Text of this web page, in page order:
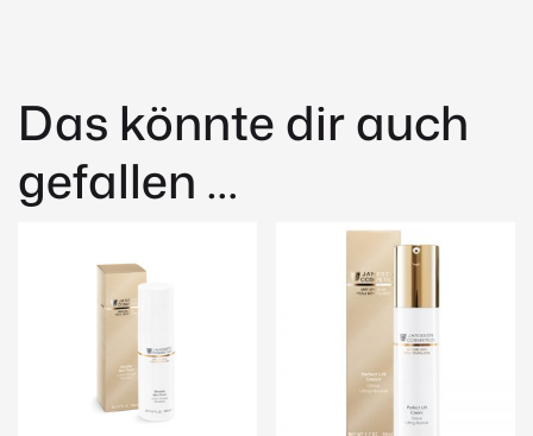
Das könnte dir auch
gefallen …